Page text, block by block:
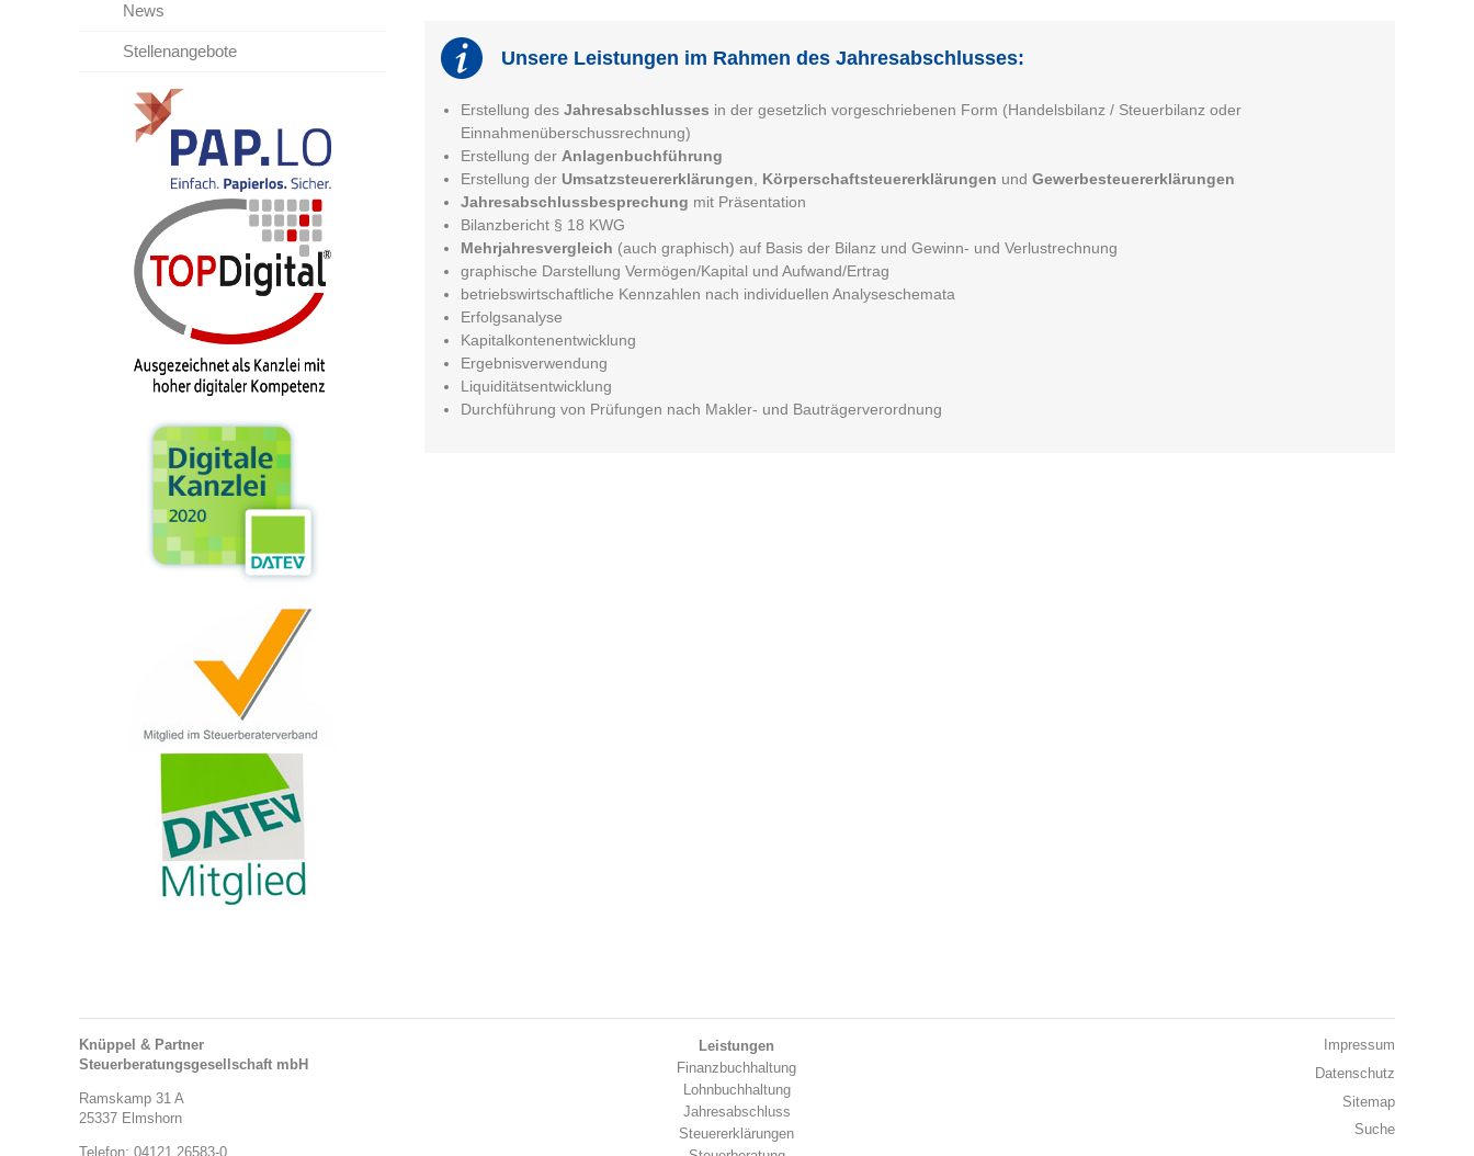
News
Stellenangebote Unsere Leistungen im Rahmen des Jahresabschlusses:
Erstellung des Jahresabschlusses in der gesetzlich vorgeschriebenen Form (Handelsbilanz / Steuerbilanz oder
Einnahmenüberschussrechnung)
Erstellung der Anlagenbuchführung
Erstellung der Umsatzsteuererklärungen Körperschaftsteuererklärungen und Gewerbesteuererklärungen
Jahresabschlussbesprechung mit Präsentation
Bilanzbericht § 18 KWG
Mehrjahresvergleich (auch graphisch) auf Basis der Bilanz und Gewinn- und Verlustrechnung
graphische Darstellung Vermögen/Kapital und Aufwand/Ertrag
betriebswirtschaftliche Kennzahlen nach individuellen Analyseschemata
Erfolgsanalyse
Kapitalkontenentwicklung
Ergebnisverwendung
Liquiditätsentwicklung
Durchführung von Prüfungen nach Makler- und Bauträgerverordnung
Knüppel & Partner
Steuerberatungsgesellschaft mbH
Ramskamp 31 A
25337 Elmshorn
Telefon: 04121 26583-0
Leistungen
Finanzbuchhaltung
Lohnbuchhaltung
Jahresabschluss
Steuererklärungen
Impressum
Datenschutz
Sitemap
Suche